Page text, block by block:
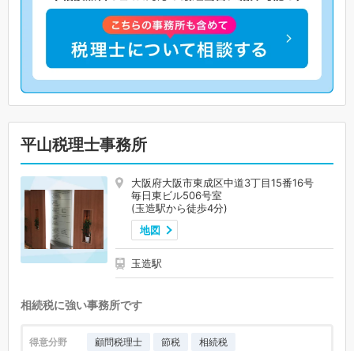
平山税理士事務所
大阪府大阪市東成区中道3丁目15番16号
毎日東ビル506号室
(玉造駅から徒歩4分)
地図
玉造駅
相続税に強い事務所です
得意分野 顧問税理士 節税 相続税